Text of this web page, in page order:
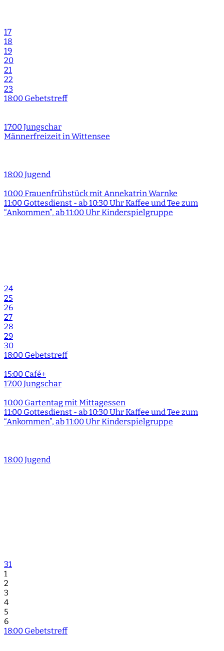
17
18
19
20
21
22
23
18:00 Gebetstreff
17:00 Jungschar
Männerfreizeit in Wittensee
18:00 Jugend
10:00 Frauenfrühstück mit Annekatrin Warnke
11:00 Gottesdienst - ab 10:30 Uhr Kaffee und Tee zum
“Ankommen”, ab 11:00 Uhr Kinderspielgruppe
24
25
26
27
28
29
30
18:00 Gebetstreff
15:00 Café+
17:00 Jungschar
10:00 Gartentag mit Mittagessen
11:00 Gottesdienst - ab 10:30 Uhr Kaffee und Tee zum
“Ankommen”, ab 11:00 Uhr Kinderspielgruppe
18:00 Jugend
31
1
2
3
4
5
6
18:00 Gebetstreff